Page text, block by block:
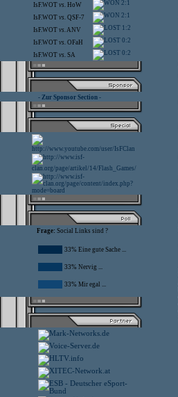
IsF.WOT vs. HoW 2:1
IsF.WOT vs. QSF-7 2:1
IsF.WOT vs.ANV 1:2
IsF.WOT vs. OFaH 0:2
IsF.WOT vs. SA 0:2
- Zur Sponsor Section -
Frage: Social Links sind ?
33% Eine gute Sache ...
33% Nervig ...
33% Mir egal ...